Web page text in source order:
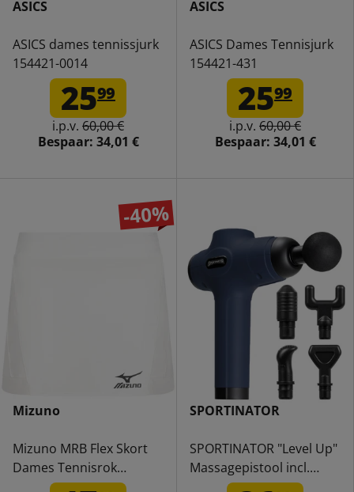
ASICS
ASICS dames tennissjurk
154421-0014
2599
i.p.v. 60,00 €
Bespaar: 34,01 €
ASICS
ASICS Dames Tennisjurk
154421-431
2599
i.p.v. 60,00 €
Bespaar: 34,01 €
-40%
Mizuno
Mizuno MRB Flex Skort
Dames Tennisrok
K2GB9710U-01
SPORTINATOR
SPORTINATOR "Level Up"
Massagepistool incl.
accessoires blauw